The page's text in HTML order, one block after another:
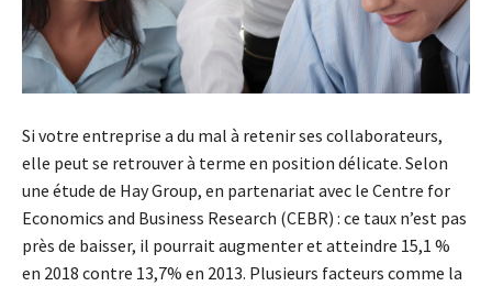
Si votre entreprise a du mal à retenir ses collaborateurs,
elle peut se retrouver à terme en position délicate. Selon
une étude de Hay Group, en partenariat avec le Centre for
Economics and Business Research (CEBR) : ce taux n’est pas
près de baisser, il pourrait augmenter et atteindre 15,1 %
en 2018 contre 13,7% en 2013. Plusieurs facteurs comme la